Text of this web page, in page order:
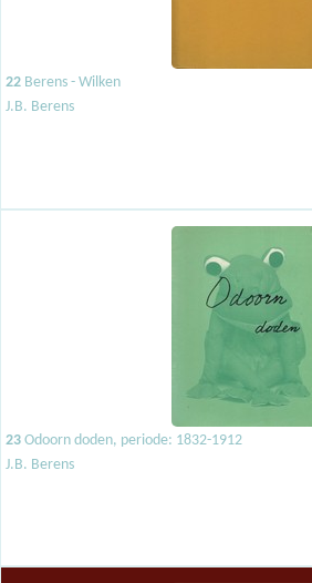
22 Berens - Wilken
J.B. Berens
23 Odoorn doden, periode: 1832-1912
J.B. Berens